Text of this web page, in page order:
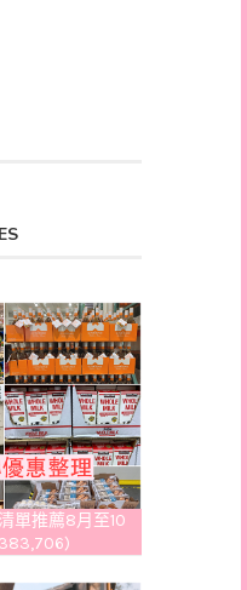
單推薦8月至10